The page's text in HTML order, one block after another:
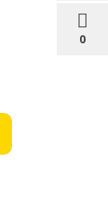
0